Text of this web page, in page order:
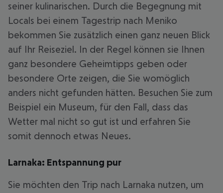
seiner kulinarischen. Durch die Begegnung mit
Locals bei einem Tagestrip nach Meniko
bekommen Sie zusätzlich einen ganz neuen Blick
auf Ihr Reiseziel. In der Regel können sie Ihnen
ganz besondere Geheimtipps geben oder
besondere Orte zeigen, die Sie womöglich
anders nicht gefunden hätten. Besuchen Sie zum
Beispiel ein Museum, für den Fall, dass das
Wetter mal nicht so gut ist und erfahren Sie
somit dennoch etwas Neues.
Larnaka: Entspannung pur
Sie möchten den Trip nach Larnaka nutzen, um